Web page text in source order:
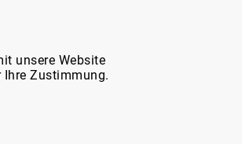
Support
unsere Website
Zustimmung.